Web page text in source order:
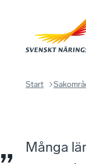
Start
Många